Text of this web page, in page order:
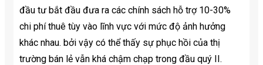
đầu tư bắt đầu đưa ra các chính sách hỗ trợ 10-30%
chi phí thuê tùy vào lĩnh vực với mức độ ảnh hưởng
khác nhau. bởi vậy có thể thấy sự phục hồi của thị
trường bán lẻ vẫn khá chậm chạp trong đầu quý II.